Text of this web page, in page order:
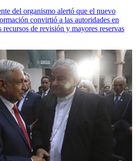
del organismo alertó que el nuevo
convirtió a las autoridades en
recursos de revisión y mayores reservas